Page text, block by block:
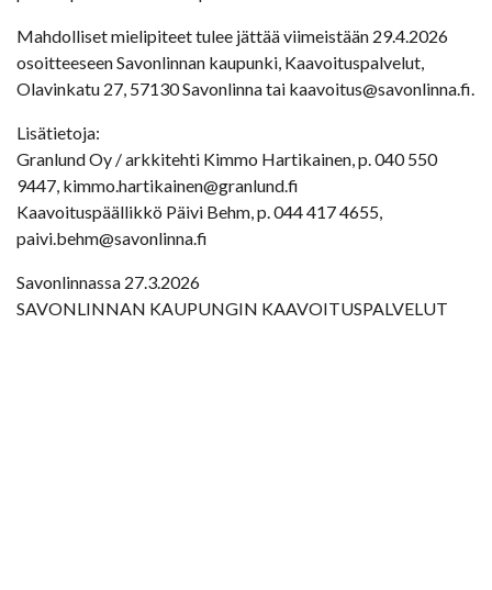
Mahdolliset mielipiteet tulee jättää viimeistään 29.4.2026
osoitteeseen Savonlinnan kaupunki, Kaavoituspalvelut,
Olavinkatu 27, 57130 Savonlinna tai kaavoitus@savonlinna.fi.
Lisätietoja:
Granlund Oy / arkkitehti Kimmo Hartikainen, p. 040 550
9447, kimmo.hartikainen@granlund.fi
Kaavoituspäällikkö Päivi Behm, p. 044 417 4655,
paivi.behm@savonlinna.fi
Savonlinnassa 27.3.2026
SAVONLINNAN KAUPUNGIN KAAVOITUSPALVELUT